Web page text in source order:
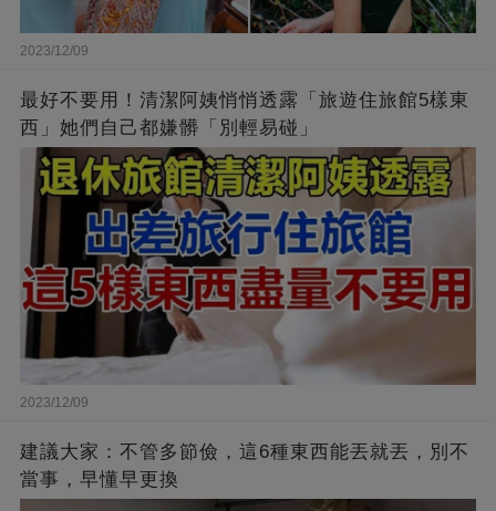
2023/12/09
最好不要用！清潔阿姨悄悄透露「旅遊住旅館5樣東
西」她們自己都嫌髒「別輕易碰」
2023/12/09
建議大家：不管多節儉，這6種東西能丟就丟，別不
當事，早懂早更換